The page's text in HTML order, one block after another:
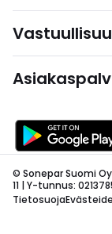
© Sonepar Suomi Oy
11 | Y-tunnus:
Tietosuoja